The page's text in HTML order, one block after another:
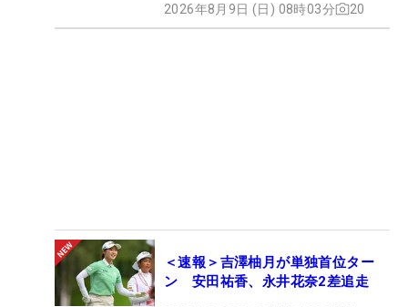
2026年8月9日 (日) 08時03分 20
＜速報＞吉澤柚月が単独首位ター
ン 安田祐香、永井花奈2差追走